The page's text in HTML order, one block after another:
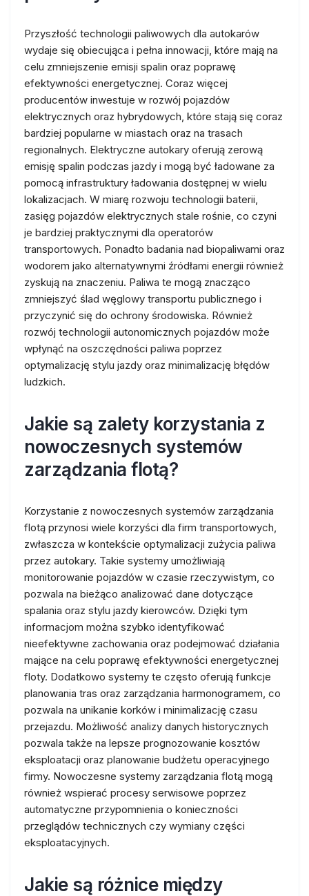
Przyszłość technologii paliwowych dla autokarów
wydaje się obiecująca i pełna innowacji, które mają na
celu zmniejszenie emisji spalin oraz poprawę
efektywności energetycznej. Coraz więcej
producentów inwestuje w rozwój pojazdów
elektrycznych oraz hybrydowych, które stają się coraz
bardziej popularne w miastach oraz na trasach
regionalnych. Elektryczne autokary oferują zerową
emisję spalin podczas jazdy i mogą być ładowane za
pomocą infrastruktury ładowania dostępnej w wielu
lokalizacjach. W miarę rozwoju technologii baterii,
zasięg pojazdów elektrycznych stale rośnie, co czyni
je bardziej praktycznymi dla operatorów
transportowych. Ponadto badania nad biopaliwami oraz
wodorem jako alternatywnymi źródłami energii również
zyskują na znaczeniu. Paliwa te mogą znacząco
zmniejszyć ślad węglowy transportu publicznego i
przyczynić się do ochrony środowiska. Również
rozwój technologii autonomicznych pojazdów może
wpłynąć na oszczędności paliwa poprzez
optymalizację stylu jazdy oraz minimalizację błędów
ludzkich.
Jakie są zalety korzystania z
nowoczesnych systemów
zarządzania flotą?
Korzystanie z nowoczesnych systemów zarządzania
flotą przynosi wiele korzyści dla firm transportowych,
zwłaszcza w kontekście optymalizacji zużycia paliwa
przez autokary. Takie systemy umożliwiają
monitorowanie pojazdów w czasie rzeczywistym, co
pozwala na bieżąco analizować dane dotyczące
spalania oraz stylu jazdy kierowców. Dzięki tym
informacjom można szybko identyfikować
nieefektywne zachowania oraz podejmować działania
mające na celu poprawę efektywności energetycznej
floty. Dodatkowo systemy te często oferują funkcje
planowania tras oraz zarządzania harmonogramem, co
pozwala na unikanie korków i minimalizację czasu
przejazdu. Możliwość analizy danych historycznych
pozwala także na lepsze prognozowanie kosztów
eksploatacji oraz planowanie budżetu operacyjnego
firmy. Nowoczesne systemy zarządzania flotą mogą
również wspierać procesy serwisowe poprzez
automatyczne przypomnienia o konieczności
przeglądów technicznych czy wymiany części
eksploatacyjnych.
Jakie są różnice między